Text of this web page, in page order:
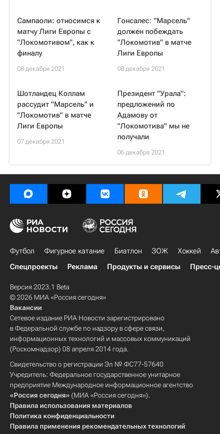
Сампаоли: относимся к
матчу Лиги Европы с
"Локомотивом", как к
финалу
08 декабря 2021
Гонсалес: "Марсель"
должен побеждать
"Локомотив" в матче
Лиги Европы
08 декабря 2021
Шотландец Коллам
рассудит "Марсель" и
"Локомотив" в матче
Лиги Европы
07 декабря 2021
Президент "Урала":
предложений по
Адамову от
"Локомотива" мы не
получали
06 декабря 2021
Футбол Фигурное катание Биатлон ЗОЖ Хоккей
Спецпроекты
Реклама Продукты и сервисы Пресс-
Версия 2023.1 Beta
© 2026 МИА «Россия сегодня»
Вакансии
Сетевое издание РИА Новости зарегистрировано
в Федеральной службе по надзору в сфере связи,
информационных технологий и массовых коммуникаций
(Роскомнадзор) 08 апреля 2014 года.
Свидетельство о регистрации Эл № ФС77-57640
Учредитель: Федеральное государственное унитарное
предприятие Международное информационное агентство
«Россия сегодня» (МИА «Россия сегодня»).
Правила использования материалов
Политика конфиденциальности
Правила применения рекомендательных технологий